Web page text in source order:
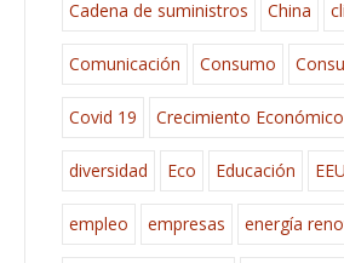
Cadena de suministros China
Comunicación Consumo
Covid 19 Crecimiento Económico
diversidad Eco Educación
empleo empresas energía